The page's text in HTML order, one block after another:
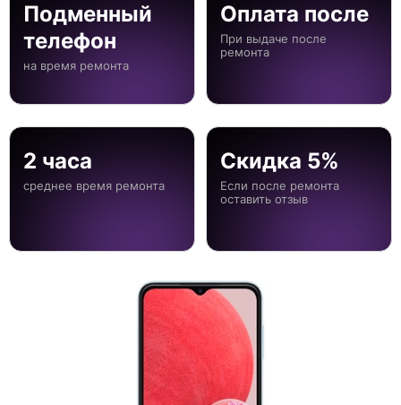
Подменный
телефон
на время ремонта
Оплата после
При выдаче после
ремонта
2 часа
среднее время ремонта
Скидка 5%
Если после ремонта
оставить отзыв